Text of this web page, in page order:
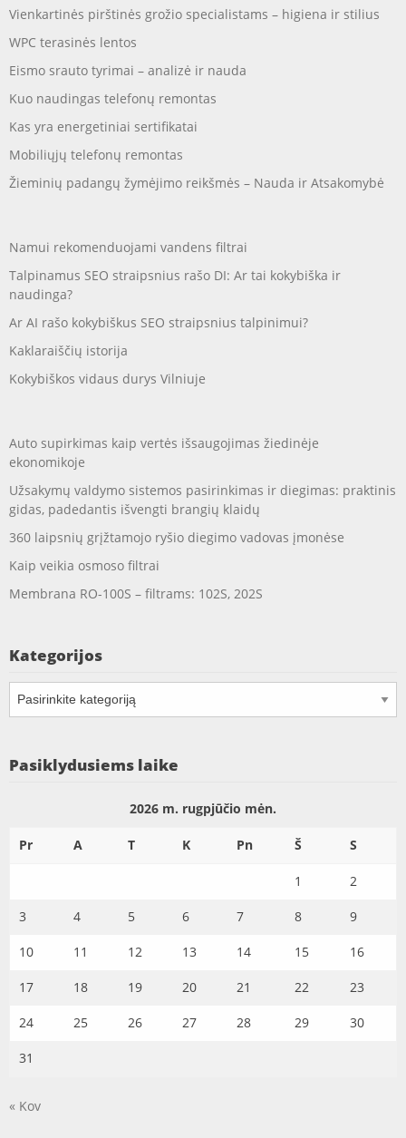
Vienkartinės pirštinės grožio specialistams – higiena ir stilius
WPC terasinės lentos
Eismo srauto tyrimai – analizė ir nauda
Kuo naudingas telefonų remontas
Kas yra energetiniai sertifikatai
Mobiliųjų telefonų remontas
Žieminių padangų žymėjimo reikšmės – Nauda ir Atsakomybė
Namui rekomenduojami vandens filtrai
Talpinamus SEO straipsnius rašo DI: Ar tai kokybiška ir
naudinga?
Ar AI rašo kokybiškus SEO straipsnius talpinimui?
Kaklaraiščių istorija
Kokybiškos vidaus durys Vilniuje
Auto supirkimas kaip vertės išsaugojimas žiedinėje
ekonomikoje
Užsakymų valdymo sistemos pasirinkimas ir diegimas: praktinis
gidas, padedantis išvengti brangių klaidų
360 laipsnių grįžtamojo ryšio diegimo vadovas įmonėse
Kaip veikia osmoso filtrai
Membrana RO-100S – filtrams: 102S, 202S
Kategorijos
Kategorijos
Pasiklydusiems laike
2026 m. rugpjūčio mėn.
Pr A T K Pn Š S
1 2
3 4 5 6 7 8 9
10 11 12 13 14 15 16
17 18 19 20 21 22 23
24 25 26 27 28 29 30
31
« Kov